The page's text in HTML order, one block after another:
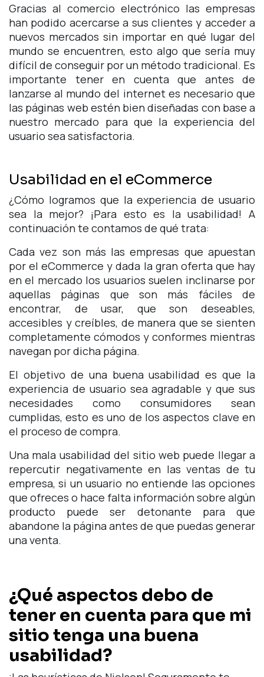
Gracias al comercio electrónico las empresas
han podido acercarse a sus clientes y acceder a
nuevos mercados sin importar en qué lugar del
mundo se encuentren, esto algo que sería muy
difícil de conseguir por un método tradicional. Es
importante tener en cuenta que antes de
lanzarse al mundo del internet es necesario que
las páginas web estén bien diseñadas con base a
nuestro mercado para que la experiencia del
usuario sea satisfactoria.
Usabilidad en el eCommerce
¿Cómo logramos que la experiencia de usuario
sea la mejor? ¡Para esto es la usabilidad! A
continuación te contamos de qué trata:
Cada vez son más las empresas que apuestan
por el eCommerce y dada la gran oferta que hay
en el mercado los usuarios suelen inclinarse por
aquellas páginas que son más fáciles de
encontrar, de usar, que son deseables,
accesibles y creíbles, de manera que se sienten
completamente cómodos y conformes mientras
navegan por dicha página.
El objetivo de una buena usabilidad es que la
experiencia de usuario sea agradable y que sus
necesidades como consumidores sean
cumplidas, esto es uno de los aspectos clave en
el proceso de compra.
Una mala usabilidad del sitio web puede llegar a
repercutir negativamente en las ventas de tu
empresa, si un usuario no entiende las opciones
que ofreces o hace falta información sobre algún
producto puede ser detonante para que
abandone la página antes de que puedas generar
una venta.
¿Qué aspectos debo de
tener en cuenta para que mi
sitio tenga una buena
usabilidad?